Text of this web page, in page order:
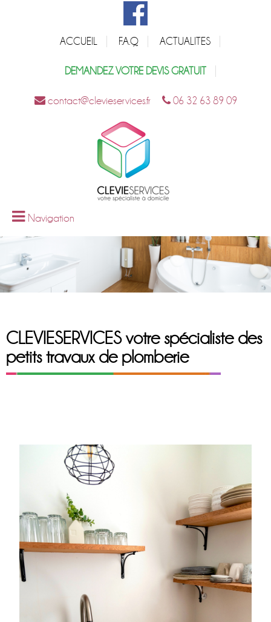
ACCUEIL F.A.Q ACTUALITES
DEMANDEZ VOTRE DEVIS GRATUIT
contact@clevieservices.fr 06 32 63 89 09
Navigation
CLEVIESERVICES votre spécialiste des
petits travaux de plomberie